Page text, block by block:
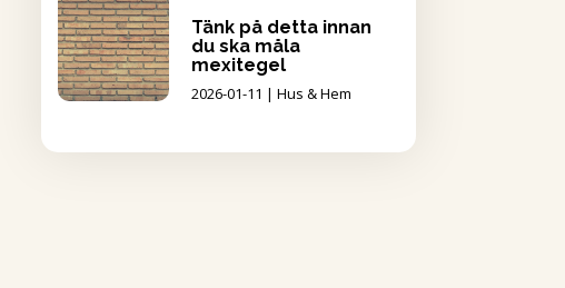
Tänk på detta innan
du ska måla
mexitegel
2026-01-11 | Hus & Hem